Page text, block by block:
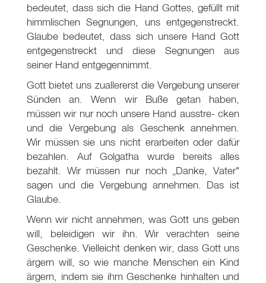
bedeutet, dass sich die Hand Gottes, gefüllt mit
himmlischen Segnungen, uns entgegenstreckt.
Glaube bedeutet, dass sich unsere Hand Gott
entgegenstreckt und diese Segnungen aus
seiner Hand entgegennimmt.
Gott bietet uns zuallererst die Vergebung unserer
Sünden an. Wenn wir Buße getan haben,
müssen wir nur noch unsere Hand ausstre- cken
und die Vergebung als Geschenk annehmen.
Wir müssen sie uns nicht erarbeiten oder dafür
bezahlen. Auf Golgatha wurde bereits alles
bezahlt. Wir müssen nur noch „Danke, Vater"
sagen und die Vergebung annehmen. Das ist
Glaube.
Wenn wir nicht annehmen, was Gott uns geben
will, beleidigen wir ihn. Wir verachten seine
Geschenke. Vielleicht denken wir, dass Gott uns
ärgern will, so wie manche Menschen ein Kind
ärgern, indem sie ihm Geschenke hinhalten und